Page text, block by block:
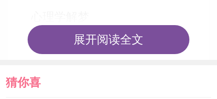
梦境解说：梦见中见到酒精，你可
的机会或者愉快的影响。你拥有改变自
展开阅读全文
猜你喜